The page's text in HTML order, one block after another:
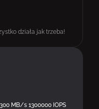
MB/s 1300000 IOPS
działa jak trzeba!